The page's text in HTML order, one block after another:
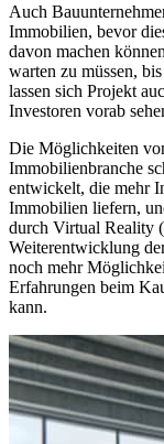
Auch
Immobilien, bevor
davon machen
warten zu müssen,
lassen sich Projekt
Investoren vorab
Die Möglichkeiten
Immobilienbranche
entwickelt, die mehr
Immobilien liefern,
durch Virtual Reality
Weiterentwicklung
noch mehr
Erfahrungen beim
kann.